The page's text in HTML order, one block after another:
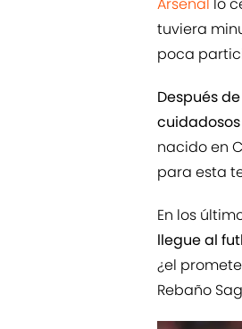
Arsenal lo
tuviera
poca
Después
nacido en
para esta
En los
llegue al
¿el
Rebaño